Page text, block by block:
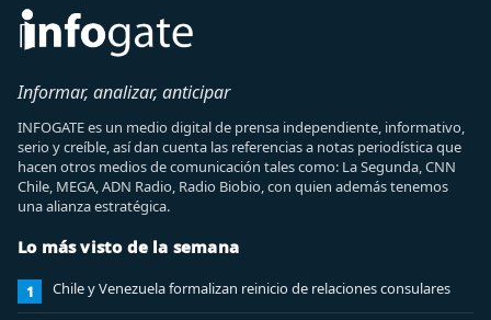
Informar, analizar, anticipar
INFOGATE es un medio digital de prensa independiente, informativo,
serio y creíble, así dan cuenta las referencias a notas periodística que
hacen otros medios de comunicación tales como: La Segunda, CNN
Chile, MEGA, ADN Radio, Radio Biobio, con quien además tenemos
una alianza estratégica.
Lo más visto de la semana
1 Chile y Venezuela formalizan reinicio de relaciones consulares